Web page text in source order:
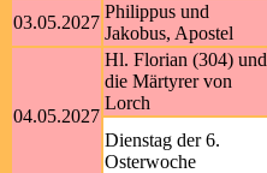
03.05.2027
Philippus und
Jakobus, Apostel
04.05.2027
Hl. Florian (304) und
die Märtyrer von
Lorch
Dienstag der 6.
Osterwoche